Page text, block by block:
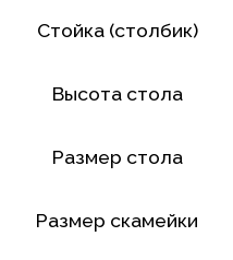
Стойка (столбик)
Высота стола
Размер стола
Размер скамейки